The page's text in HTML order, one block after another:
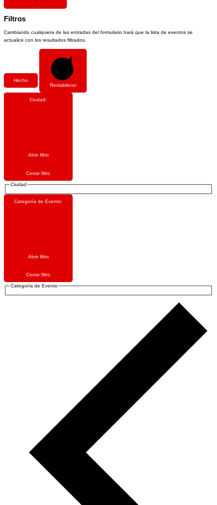
Filtros
Cambiando cualquiera de las entradas del formulario hará que la lista de eventos se
actualice con los resultados filtrados.
Hecho
Restablecer
Ciudad:
Abrir filtro
Cerrar filtro
Ciudad
Categoría de Evento:
Abrir filtro
Cerrar filtro
Categoría de Evento